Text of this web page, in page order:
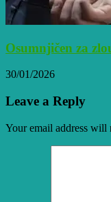
Osumnjičen za
30/01/2026
Leave a Reply
Your email address will